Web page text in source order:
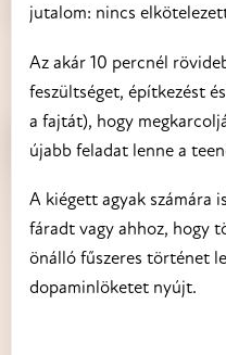
jutalom: nincs
Az akár 10 percnél
feszültséget, építkezést
a fajtát), hogy
újabb feladat lenne a
A kiégett agyak számára
fáradt vagy ahhoz, hogy
önálló fűszeres történet
dopaminlöketet nyújt.